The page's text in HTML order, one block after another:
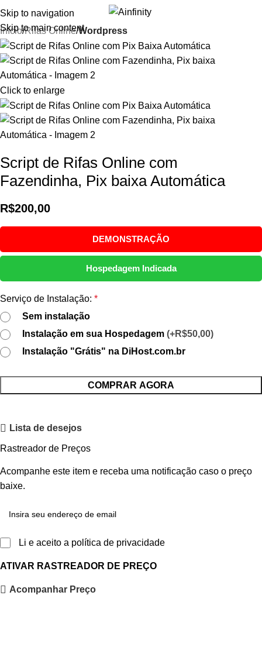
Skip to navigation
Skip to main content
Início Rifas Online Wordpress
Click to enlarge
Script de Rifas Online com
Fazendinha, Pix baixa Automática
R$200,00
DEMONSTRAÇÃO
Hospedagem Indicada
Serviço de Instalação: *
Sem instalação
Instalação em sua Hospedagem (+R$50,00)
Instalação "Grátis" na DiHost.com.br
COMPRAR AGORA
Lista de desejos
Rastreador de Preços
Acompanhe este item e receba uma notificação caso o preço
baixe.
Li e aceito a política de privacidade
ATIVAR RASTREADOR DE PREÇO
Acompanhar Preço